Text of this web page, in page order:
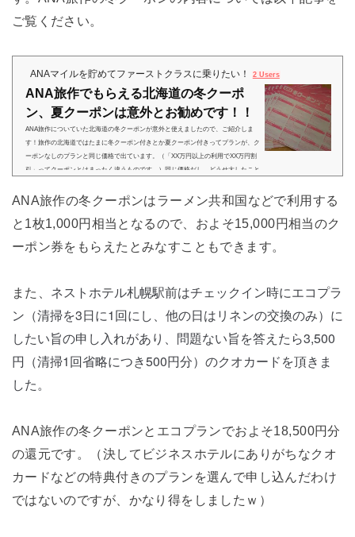
ご覧ください。
ANAマイルを貯めてファーストクラスに乗りたい！ 2 Users
ANA旅作でもらえる北海道の冬クーポ
ン、夏クーポンは意外とお勧めです！！
ANA旅作についていた北海道の冬クーポンが意外と使えましたので、ご紹介しま
す！旅作の北海道ではたまに冬クーポン付きとか夏クーポン付きってプランが、ク
ーポンなしのプランと同じ価格で出ています。（「XX万円以上の利用でXX万円割
引」ってクーポンとはまったく違うものです。）同じ価格だし、どうせ大したこと
んもツイッターで以下のようにおっしゃっていました。（笑）ちなみに、かくいう
ANA旅作の冬クーポンはラーメン共和国などで利用する
と1枚1,000円相当となるので、およそ15,000円相当のク
ーポン券をもらえたとみなすこともできます。
また、 ネストホテル札幌駅前はチェックイン時にエコプラ
ン（清掃を3日に1回にし、他の日はリネンの交換のみ）に
したい旨の申し入れがあり、問題ない旨を答えたら3,500
円（清掃1回省略につき500円分）のクオカードを頂きま
した。
ANA旅作の冬クーポンとエコプランでおよそ18,500円分
の還元です。（決してビジネスホテルにありがちなクオ
カードなどの特典付きのプランを選んで申し込んだわけ
ではないのですが、かなり得をしましたｗ）